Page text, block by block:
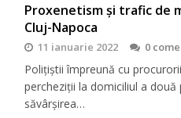
Proxenetism și trafic de
Cluj-Napoca
11 ianuarie 2022 0
Polițiștii împreună cu
percheziții la domiciliul a
săvârșirea…